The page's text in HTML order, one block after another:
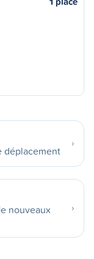
déplacement
nouveaux